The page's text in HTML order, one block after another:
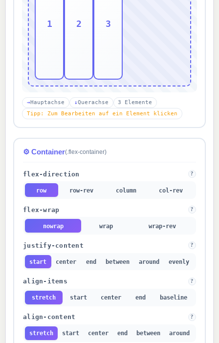
1 2 3
→Hauptachse ↓Querachse
3 Elemente
Tipp: Zum Bearbeiten auf ein Element klicken
⚙ Container(.flex-container)
flex-direction ?
row row-rev column col-rev
flex-wrap ?
nowrap wrap wrap-rev
justify-content ?
start center end between around evenly
align-items ?
stretch start center end baseline
align-content ?
stretch start center end between around